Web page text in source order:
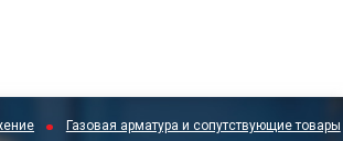
Газовая арматура и сопутствующие товары